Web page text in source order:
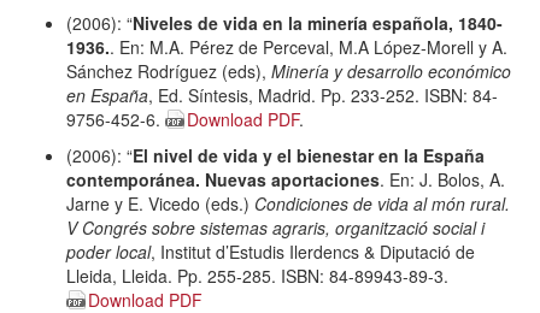
(2006): “Niveles de vida en la minería española, 1840-
1936.. En: M.A. Pérez de Perceval, M.A López-Morell y A.
Sánchez Rodríguez (eds), Minería y desarrollo económico
en España, Ed. Síntesis, Madrid. Pp. 233-252. ISBN: 84-
9756-452-6.
Download PDF.
(2006): “El nivel de vida y el bienestar en la España
contemporánea. Nuevas aportaciones. En: J. Bolos, A.
Jarne y E. Vicedo (eds.) Condiciones de vida al món rural.
V Congrés sobre sistemas agraris, organització social i
poder local, Institut d’Estudis Ilerdencs & Diputació de
Lleida, Lleida. Pp. 255-285. ISBN: 84-89943-89-3.
Download PDF